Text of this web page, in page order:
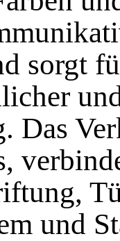
sorgt
Das
und